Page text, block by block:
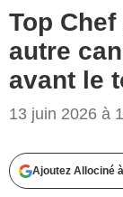
Top
autre
avant le
13 juin 2026 à
Ajoutez Allociné